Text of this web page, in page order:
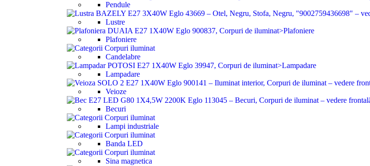
Pendule
Lustre
Plafoniere
Candelabre
Lampadare
Veioze
Becuri
Lampi industriale
Banda LED
Sina magnetica